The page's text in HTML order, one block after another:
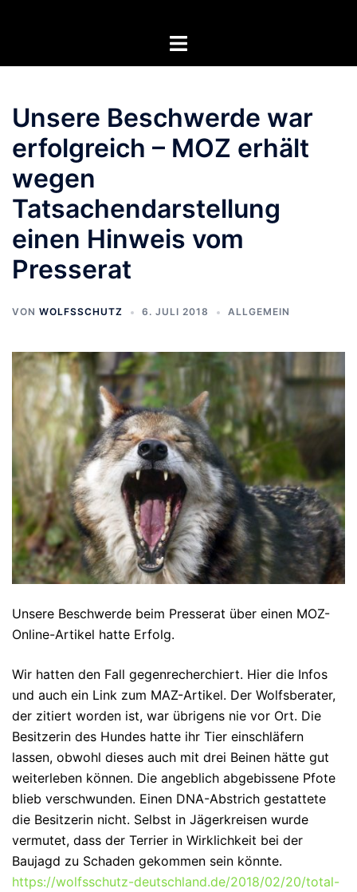
Menü
Unsere Beschwerde war
erfolgreich – MOZ erhält
wegen
Tatsachendarstellung
einen Hinweis vom
Presserat
VON WOLFSSCHUTZ 6. JULI 2018 ALLGEMEIN
Unsere Beschwerde beim Presserat über einen MOZ-
Online-Artikel hatte Erfolg.
Wir hatten den Fall gegenrecherchiert. Hier die Infos
und auch ein Link zum MAZ-Artikel. Der Wolfsberater,
der zitiert worden ist, war übrigens nie vor Ort. Die
Besitzerin des Hundes hatte ihr Tier einschläfern
lassen, obwohl dieses auch mit drei Beinen hätte gut
weiterleben können. Die angeblich abgebissene Pfote
blieb verschwunden. Einen DNA-Abstrich gestattete
die Besitzerin nicht. Selbst in Jägerkreisen wurde
vermutet, dass der Terrier in Wirklichkeit bei der
Baujagd zu Schaden gekommen sein könnte.
https://wolfsschutz-deutschland.de/2018/02/20/total-